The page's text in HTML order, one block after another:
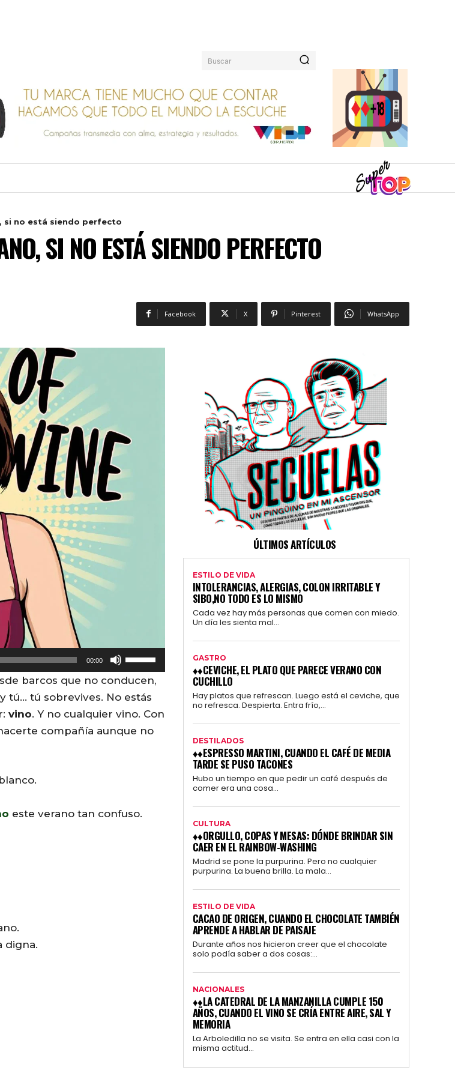
Buscar
si no está siendo perfecto
SI NO ESTÁ SIENDO PERFECTO
Facebook X Pinterest WhatsApp
00:00
U
s
barcos que no conducen,
tú… tú sobrevives. No estás
vino. Y no cualquier vino. Con
compañía aunque no
este verano tan confuso.
digna.
ÚLTIMOS ARTÍCULOS
ESTILO DE VIDA
INTOLERANCIAS, ALERGIAS, COLON IRRITABLE Y
SIBO,NO TODO ES LO MISMO
Cada vez hay más personas que comen con miedo.
Un día les sienta mal...
GASTRO
♦♦CEVICHE, EL PLATO QUE PARECE VERANO CON
CUCHILLO
Hay platos que refrescan. Luego está el ceviche, que
no refresca. Despierta. Entra frío,...
DESTILADOS
♦♦ESPRESSO MARTINI, CUANDO EL CAFÉ DE MEDIA
TARDE SE PUSO TACONES
Hubo un tiempo en que pedir un café después de
comer era una cosa...
CULTURA
♦♦ORGULLO, COPAS Y MESAS: DÓNDE BRINDAR SIN
CAER EN EL RAINBOW-WASHING
Madrid se pone la purpurina. Pero no cualquier
purpurina. La buena brilla. La mala...
ESTILO DE VIDA
CACAO DE ORIGEN, CUANDO EL CHOCOLATE TAMBIÉN
APRENDE A HABLAR DE PAISAJE
Durante años nos hicieron creer que el chocolate
solo podía saber a dos cosas:...
NACIONALES
♦♦LA CATEDRAL DE LA MANZANILLA CUMPLE 150
AÑOS, CUANDO EL VINO SE CRÍA ENTRE AIRE, SAL Y
MEMORIA
La Arboledilla no se visita. Se entra en ella casi con la
misma actitud...